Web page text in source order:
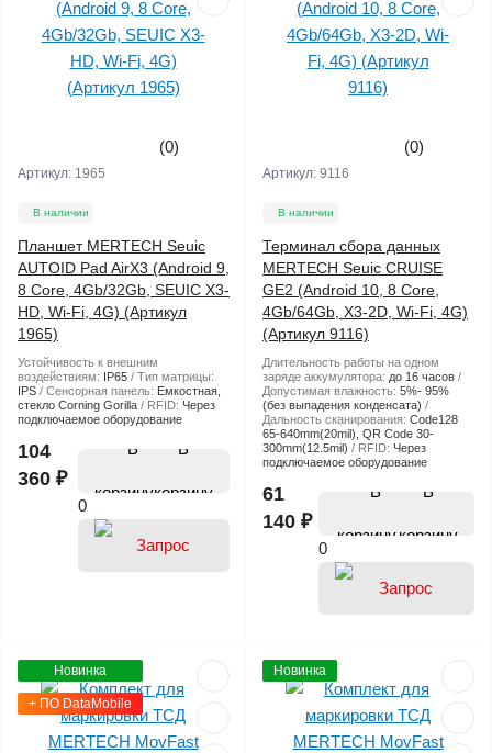
(0)
Артикул: 1965
В наличии
Планшет MERTECH Seuic
AUTOID Pad AirX3 (Android 9,
8 Core, 4Gb/32Gb, SEUIC X3-
HD, Wi-Fi, 4G) (Артикул
1965)
Устойчивость к внешним
воздействиям:
IP65
Тип матрицы:
IPS
Сенсорная панель: Емкостная,
стекло Corning Gorilla
RFID: Через
подключаемое оборудование
104
360 ₽
В
корзину
0
(0)
Артикул: 9116
В наличии
Терминал сбора данных
MERTECH Seuic CRUISE
GE2 (Android 10, 8 Core,
4Gb/64Gb, X3-2D, Wi-Fi, 4G)
(Артикул 9116)
Длительность работы на одном
заряде аккумулятора: до 16 часов
Допустимая влажность: 5%- 95%
(без выпадения конденсата)
Дальность сканирования: Code128
65-640mm(20mil), QR Code 30-
300mm(12.5mil)
RFID: Через
подключаемое оборудование
61
140 ₽
В
корзину
0
Новинка
+ ПО DataMobile
Новинка